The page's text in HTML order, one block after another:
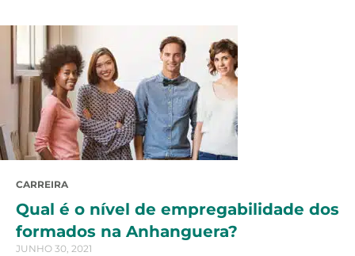
CARREIRA
Qual é o nível de empregabilidade dos
formados na Anhanguera?
JUNHO 30, 2021